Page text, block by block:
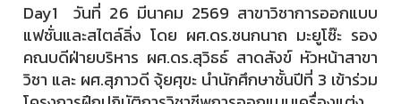
Day1 วันที่ 26 มีนาคม 2569 สาขาวิชาการออกแบบ
แฟชั่นและสไตล์ลิ่ง โดย ผศ.ดร.ชนกนาถ มะยูโซ๊ะ รอง
คณบดีฝ่ายบริหาร ผศ.ดร.สุวิธธ์ สาดสังข์ หัวหน้าสาขา
วิชา และ ผศ.สุภาวดี จุ้ยศุขะ นำนักศึกษาชั้นปีที่ 3 เข้าร่วม